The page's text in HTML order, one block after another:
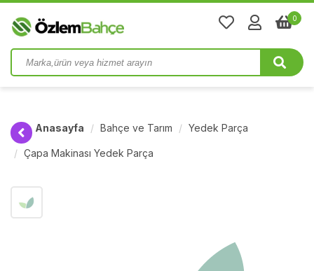
0
Anasayfa Bahçe ve Tarım Yedek Parça
Çapa Makinası Yedek Parça